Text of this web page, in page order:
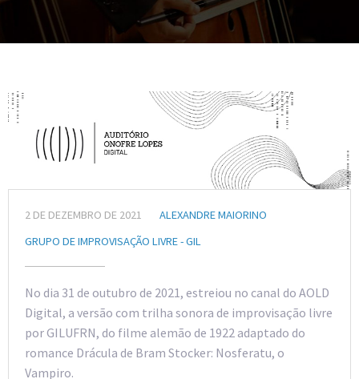
2 DE DEZEMBRO DE 2021
ALEXANDRE MAIORINO
GRUPO DE IMPROVISAÇÃO LIVRE - GIL
No dia 31 de outubro de 2021, estreiou no canal do AOLD
Digital, a versão com trilha sonora de improvisação livre
por GILUFRN, do filme alemão de 1922 adaptado do
romance Drácula de Bram Stocker: Nosferatu, o
Vampiro.